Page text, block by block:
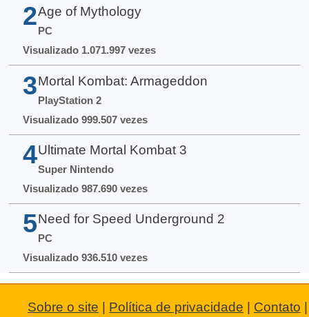
2 Age of Mythology
PC
Visualizado 1.071.997 vezes
3 Mortal Kombat: Armageddon
PlayStation 2
Visualizado 999.507 vezes
4 Ultimate Mortal Kombat 3
Super Nintendo
Visualizado 987.690 vezes
5 Need for Speed Underground 2
PC
Visualizado 936.510 vezes
Sobre o site Política de privacidade Contato